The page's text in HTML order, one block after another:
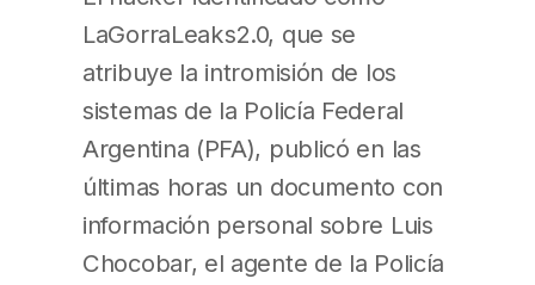
LaGorraLeaks2.0, que se
atribuye la intromisión de los
sistemas de la Policía Federal
Argentina (PFA), publicó en las
últimas horas un documento con
información personal sobre Luis
Chocobar, el agente de la Policía